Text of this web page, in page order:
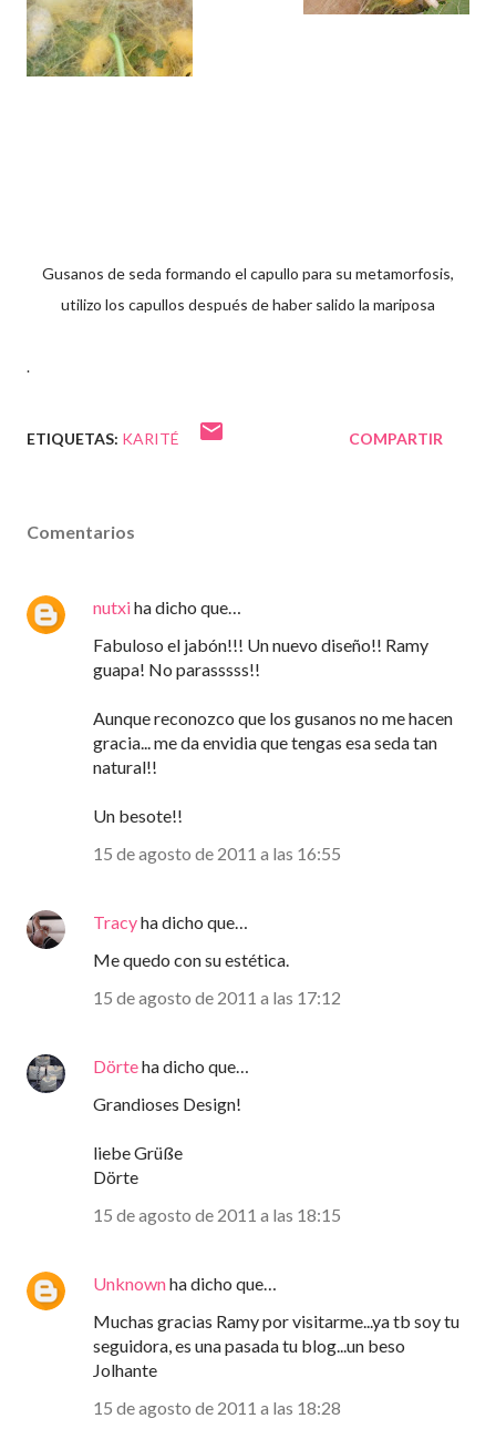
Gusanos de seda formando el capullo para su metamorfosis,
utilizo los capullos después de haber salido la mariposa
.
ETIQUETAS: KARITÉ COMPARTIR
Comentarios
nutxiha dicho que…
Fabuloso el jabón!!! Un nuevo diseño!! Ramy
guapa! No parasssss!!
Aunque reconozco que los gusanos no me hacen
gracia... me da envidia que tengas esa seda tan
natural!!
Un besote!!
15 de agosto de 2011 a las 16:55
Tracyha dicho que…
Me quedo con su estética.
15 de agosto de 2011 a las 17:12
Dörteha dicho que…
Grandioses Design!
liebe Grüße
Dörte
15 de agosto de 2011 a las 18:15
Unknownha dicho que…
Muchas gracias Ramy por visitarme...ya tb soy tu
seguidora, es una pasada tu blog...un beso
Jolhante
15 de agosto de 2011 a las 18:28